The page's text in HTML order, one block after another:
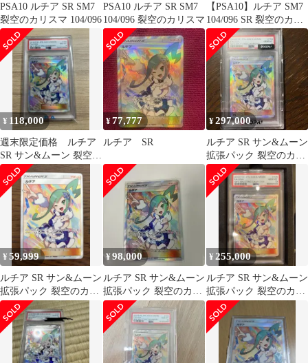
PSA10 ルチア SR SM7
裂空のカリスマ 104/096
PSA10 ルチア SR SM7
104/096 裂空のカリスマ
【PSA10】ルチア SM7
104/096 SR 裂空のカリ
スマ
¥ 118,000
週末限定価格 ルチア
SR サン&ムーン 裂空の
カリスマ104/096 psa8
¥77,777
ルチア SR
¥297,000
ルチア SR サン&ムーン
拡張パック 裂空のカリ
スマ キラ 104/096
¥59,999
ルチア SR サン&ムーン
拡張パック 裂空のカリ
スマ キラ 104/096
¥98,000
ルチア SR サン&ムーン
拡張パック 裂空のカリ
スマ キラ 104/096
¥255,000
ルチア SR サン&ムーン
拡張パック 裂空のカリ
スマ キラ 104/096